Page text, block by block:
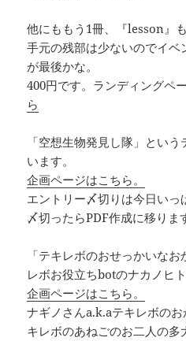
他にももう1冊、『lesson』
手元の残部は少ないのでイ
が最後かな。
400円です。ランディングペ
ら
「空想生物発見し隊」とい
います。
企画ページはこちら。
エントリー〆切りは今日いっ
〆切ったらPDF作成に移りま
「テキレボのおせっかいな
レボお役立ちbotのナカノヒト
企画ページはこちら。
ナギノさんa.k.aテキレボの
キレボのあねごのお二人の多